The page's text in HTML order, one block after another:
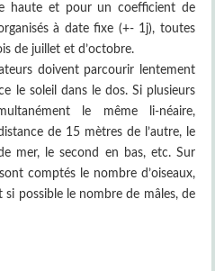
haute et pour un coefficient de
à date fixe (+- 1j), toutes
de juillet et d’octobre.
doivent parcourir lentement
le soleil dans le dos. Si plusieurs
le même li-néaire,
de 15 mètres de l’autre, le
mer, le second en bas, etc. Sur
comptés le nombre d’oiseaux,
si possible le nombre de mâles, de